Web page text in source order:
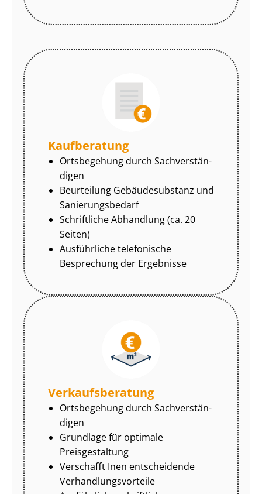
Kaufberatung
Ortsbegehung durch Sach­ver­stän­
di­gen
Beurteilung Gebäudesubstanz und
Sa­nie­rungs­be­darf
Schriftliche Abhandlung (ca. 20
Seiten)
Ausführliche telefonische
Besprechung der Ergebnisse
Ver­kaufs­be­ra­tung
Ortsbegehung durch Sach­ver­stän­
di­gen
Grundlage für optimale
Preisgestaltung
Verschafft Inen entscheidende
Ver­hand­lungs­vor­tei­le